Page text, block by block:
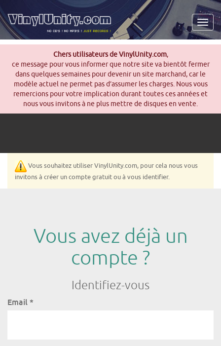
Chers utilisateurs de VinylUnity.com,
ce message pour vous informer que notre site va bientôt fermer
dans quelques semaines pour devenir un site marchand, car le
modèle actuel ne permet pas d’assumer les charges. Nous vous
remercions pour votre implication durant toutes ces années et
nous vous invitons à ne plus mettre de disques en vente.
Vous souhaitez utiliser VinylUnity.com, pour cela nous vous
invitons à créer un compte gratuit ou à vous identifier.
Vous avez déjà un
compte ?
Identifiez-vous
Email *